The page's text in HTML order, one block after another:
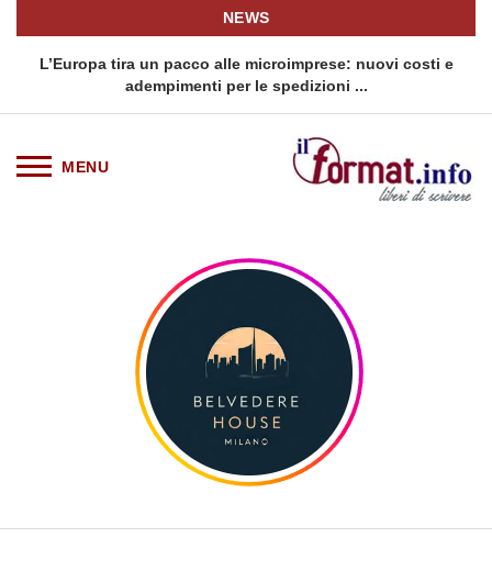
NEWS
L’Europa tira un pacco alle microimprese: nuovi costi e
adempimenti per le spedizioni ...